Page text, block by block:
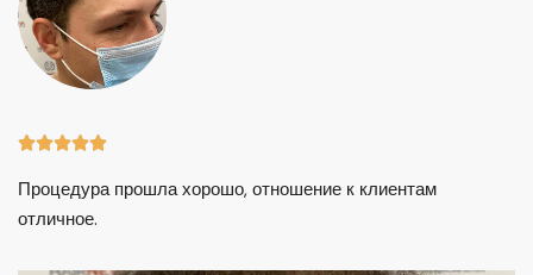

Процедура прошла хорошо, отношение к клиентам
отличное.